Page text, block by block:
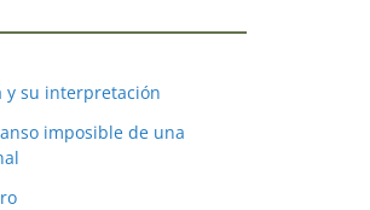
su interpretación
imposible de una